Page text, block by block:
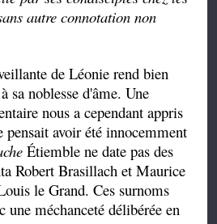
autre connotation non
de Léonie rend bien
sa noblesse d'âme. Une
nous a cependant appris
pensait avoir été innocemment
Étiemble ne date pas des
Robert Brasillach et Maurice
le Grand. Ces surnoms
une méchanceté délibérée en